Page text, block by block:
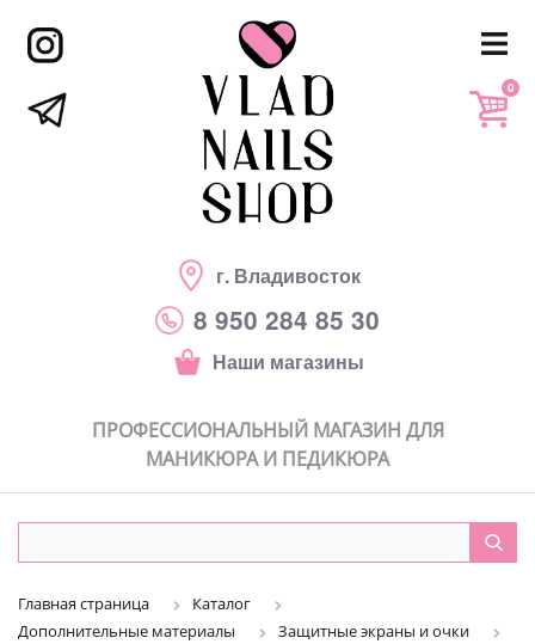
г. Владивосток
8 950 284 85 30
Наши магазины
0
ПРОФЕССИОНАЛЬНЫЙ МАГАЗИН ДЛЯ
МАНИКЮРА И ПЕДИКЮРА
Главная страница
Каталог
Дополнительные материалы
Защитные экраны и очки